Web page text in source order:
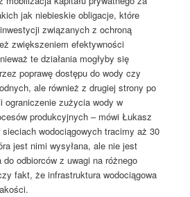
jak niebieskie obligacje, które
związanych z ochroną
zwiększeniem efektywności
te działania mogłyby się
poprawę dostępu do wody czy
ale również z drugiej strony po
zużycia wody w
produkcyjnych – mówi Łukasz
sieciach wodociągowych tracimy aż 30
jest nimi wysyłana, ale nie jest
odbiorców z uwagi na różnego
fakt, że infrastruktura wodociągowa